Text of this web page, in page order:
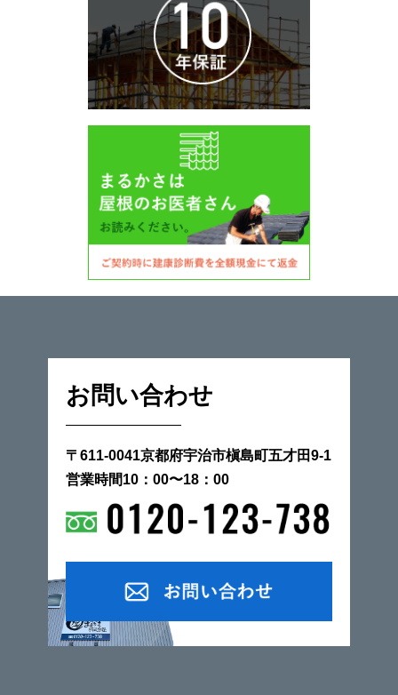
お問い合わせ
〒611-0041京都府宇治市槇島町五才田9-1
営業時間10：00〜18：00